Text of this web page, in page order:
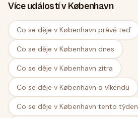
Více událostí v København
Co se děje v København právě teď
Co se děje v København dnes
Co se děje v København zítra
Co se děje v København o víkendu
Co se děje v København tento týden